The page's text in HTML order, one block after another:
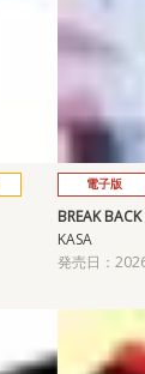
電子版
BREAK
KASA
発売日：